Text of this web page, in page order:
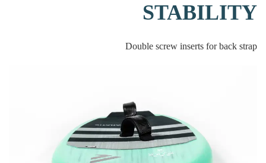
STABILITY
Double screw inserts for back strap